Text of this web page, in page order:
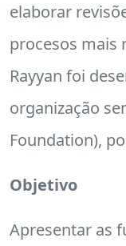
elaborar
procesos mais
Rayyan foi
organização
Foundation),
Objetivo
Apresentar as